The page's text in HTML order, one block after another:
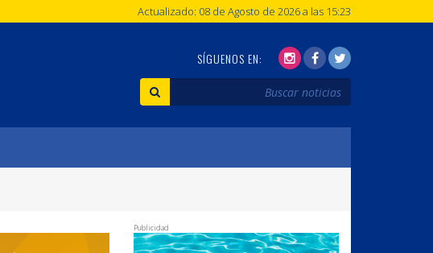
Actualizado: 08 de Agosto de 2026 a las 15:23
SÍGUENOS EN:
Publicidad